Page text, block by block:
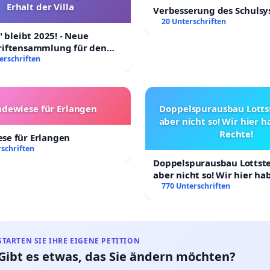
morgen wird Ihnen die ganze Welt dankbar
Erhalt der Villa
bleibt 2025! - Neue
für den
Villa
Verbesserung des
20 Unterschriften
für Erlangen
für Erlangen
Doppelspurausbau
aber nicht so! Wir hier
Rechte!
Doppelspurausbau
aber nicht so! Wir hier
Rechte!
770 Unterschriften
SIE IHRE EIGENE PETITION
es etwas, das Sie ändern möchten?